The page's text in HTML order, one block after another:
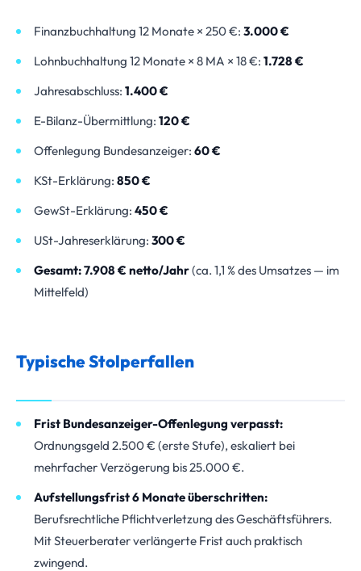
Finanzbuchhaltung 12 Monate × 250 €: 3.000 €
Lohnbuchhaltung 12 Monate × 8 MA × 18 €: 1.728 €
Jahresabschluss: 1.400 €
E-Bilanz-Übermittlung: 120 €
Offenlegung Bundesanzeiger: 60 €
KSt-Erklärung: 850 €
GewSt-Erklärung: 450 €
USt-Jahreserklärung: 300 €
Gesamt: 7.908 € netto/Jahr(ca. 1,1 % des Umsatzes — im
Mittelfeld)
Typische Stolperfallen
Frist Bundesanzeiger-Offenlegung verpasst:
Ordnungsgeld 2.500 € (erste Stufe), eskaliert bei
mehrfacher Verzögerung bis 25.000 €.
Aufstellungsfrist 6 Monate überschritten:
Berufsrechtliche Pflichtverletzung des Geschäftsführers.
Mit Steuerberater verlängerte Frist auch praktisch
zwingend.